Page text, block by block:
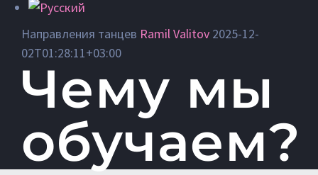
Направления танцев Ramil Valitov 2025-12-
02T01:28:11+03:00
Чему мы
обучаем?